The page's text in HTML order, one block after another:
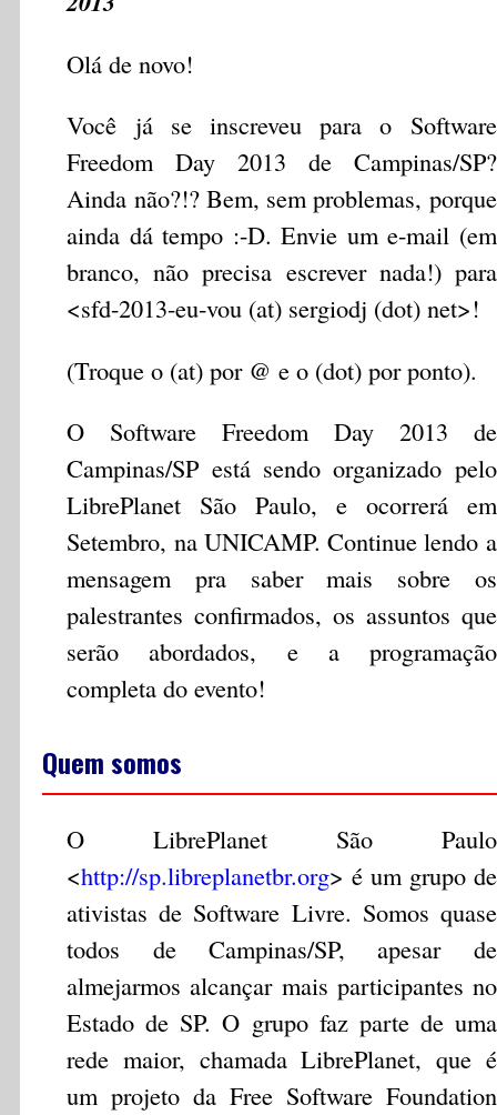
Olá de novo!
Você já se inscreveu para o Software
Freedom Day 2013 de Campinas/SP?
Ainda não?!? Bem, sem problemas, porque
ainda dá tempo :-D. Envie um e-mail (em
branco, não precisa escrever nada!) para
<sfd-2013-eu-vou (at) sergiodj (dot) net>!
(Troque o (at) por @ e o (dot) por ponto).
O Software Freedom Day 2013 de
Campinas/SP está sendo organizado pelo
LibrePlanet São Paulo, e ocorrerá em
Setembro, na UNICAMP. Continue lendo a
mensagem pra saber mais sobre os
palestrantes confirmados, os assuntos que
serão abordados, e a programação
completa do evento!
Quem somos
O LibrePlanet São Paulo
<http://sp.libreplanetbr.org> é um grupo de
ativistas de Software Livre. Somos quase
todos de Campinas/SP, apesar de
almejarmos alcançar mais participantes no
Estado de SP. O grupo faz parte de uma
rede maior, chamada LibrePlanet, que é
um projeto da Free Software Foundation